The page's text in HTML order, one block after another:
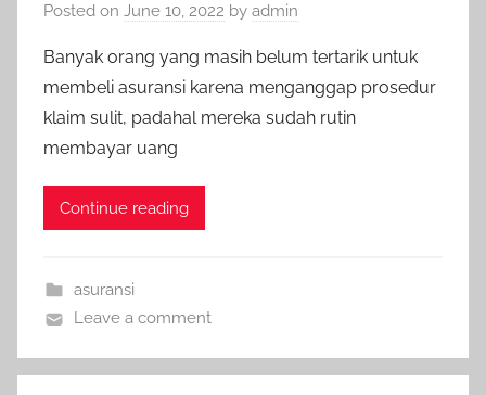
Posted on June 10, 2022 by admin
Banyak orang yang masih belum tertarik untuk
membeli asuransi karena menganggap prosedur
klaim sulit, padahal mereka sudah rutin
membayar uang
Continue reading
asuransi
Leave a comment